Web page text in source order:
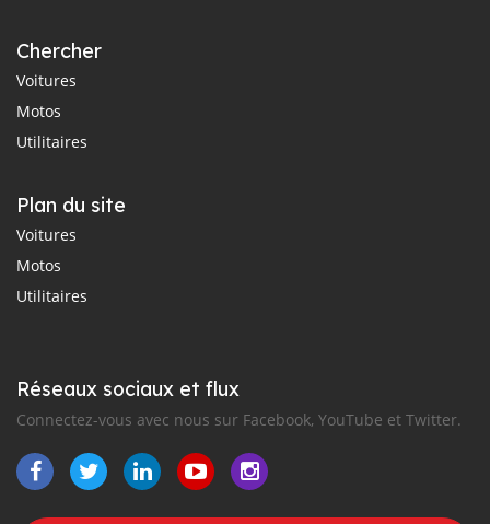
Chercher
Voitures
Motos
Utilitaires
Plan du site
Voitures
Motos
Utilitaires
Réseaux sociaux et flux
Connectez-vous avec nous sur Facebook, YouTube et Twitter.